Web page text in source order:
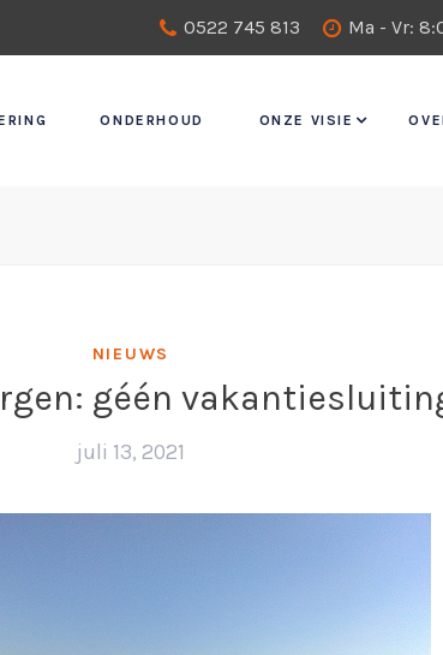
0522 745 813 Ma - Vr:
ONDERHOUD ONZE VISIE
NIEUWS
géén
juli 13, 2021